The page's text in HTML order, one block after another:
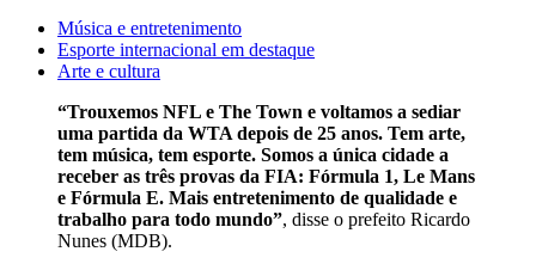
Música e entretenimento
Esporte internacional em destaque
Arte e cultura
“Trouxemos NFL e The Town e voltamos a sediar
uma partida da WTA depois de 25 anos. Tem arte,
tem música, tem esporte. Somos a única cidade a
receber as três provas da FIA: Fórmula 1, Le Mans
e Fórmula E. Mais entretenimento de qualidade e
trabalho para todo mundo”, disse o prefeito Ricardo
Nunes (MDB).